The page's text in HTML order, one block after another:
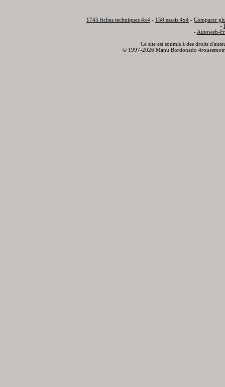
1745 fiches techniques 4x4 - 158 essais 4x4 - Comparer
-
- Autoweb-
Ce site est soumis à des droits
© 1997-2026 Manu Bordonado